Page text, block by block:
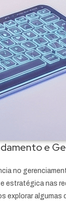
e
no
estratégica nas
explorar